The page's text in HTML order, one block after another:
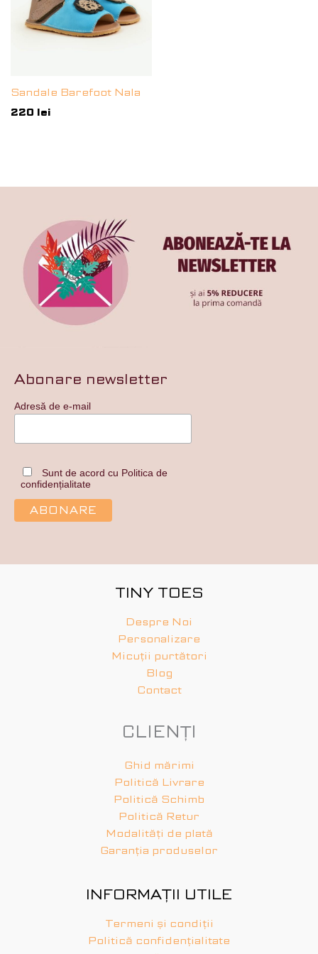
Sandale Barefoot Nala
220 lei
Abonare newsletter
Adresă de e-mail
Sunt de acord cu Politica de
confidențialitate
TINY TOES
Despre Noi
Personalizare
Micuții purtători
Blog
Contact
CLIENȚI
Ghid mărimi
Politică Livrare
Politică Schimb
Politică Retur
Modalități de plată
Garanția produselor
INFORMAȚII UTILE
Termeni și condiții
Politică confidențialitate